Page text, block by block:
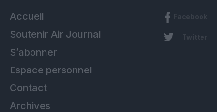
Accueil
Soutenir Air Journal
S’abonner
Espace personnel
Contact
Archives